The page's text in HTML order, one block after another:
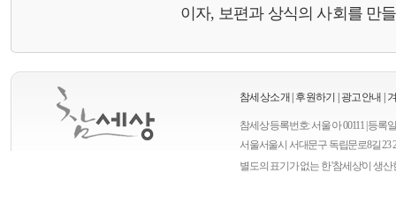
이자, 보편과 상식의 사회를 만
참세상소개 후원하기 광고안내
참세상 등록번호: 서울 아 00111 | 등록
서울서울시 서대문구 독립문로8길 23
별도의 표기가 없는 한 '참세상'이 생